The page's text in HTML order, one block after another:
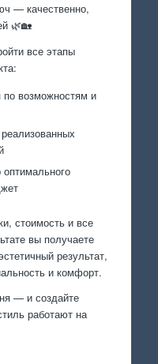
— качественно,
🌿🏡
все этапы
по возможностям и
стоимость и все
вы получаете
результат,
и комфорт.
— и создайте
работают на